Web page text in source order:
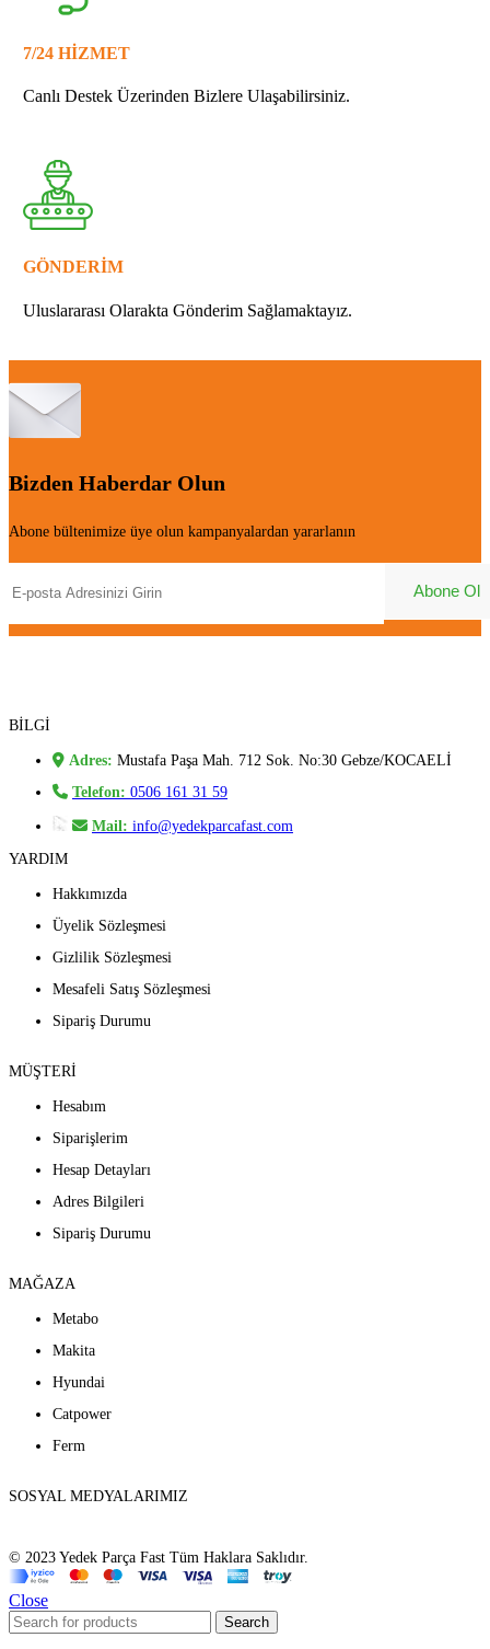
7/24 HİZMET
Canlı Destek Üzerinden Bizlere Ulaşabilirsiniz.
GÖNDERİM
Uluslararası Olarakta Gönderim Sağlamaktayız.
Bizden Haberdar Olun
Abone bültenimize üye olun kampanyalardan yararlanın
BİLGİ
Adres: Mustafa Paşa Mah. 712 Sok. No:30 Gebze/KOCAELİ
Telefon: 0506 161 31 59
Mail: info@yedekparcafast.com
YARDIM
Hakkımızda
Üyelik Sözleşmesi
Gizlilik Sözleşmesi
Mesafeli Satış Sözleşmesi
Sipariş Durumu
MÜŞTERİ
Hesabım
Siparişlerim
Hesap Detayları
Adres Bilgileri
Sipariş Durumu
MAĞAZA
Metabo
Makita
Hyundai
Catpower
Ferm
SOSYAL MEDYALARIMIZ
© 2023 Yedek Parça Fast Tüm Haklara Saklıdır.
Close
Search